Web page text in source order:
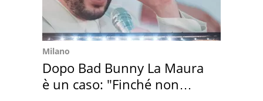
Milano
Dopo Bad Bunny La Maura
è un caso: "Finché non